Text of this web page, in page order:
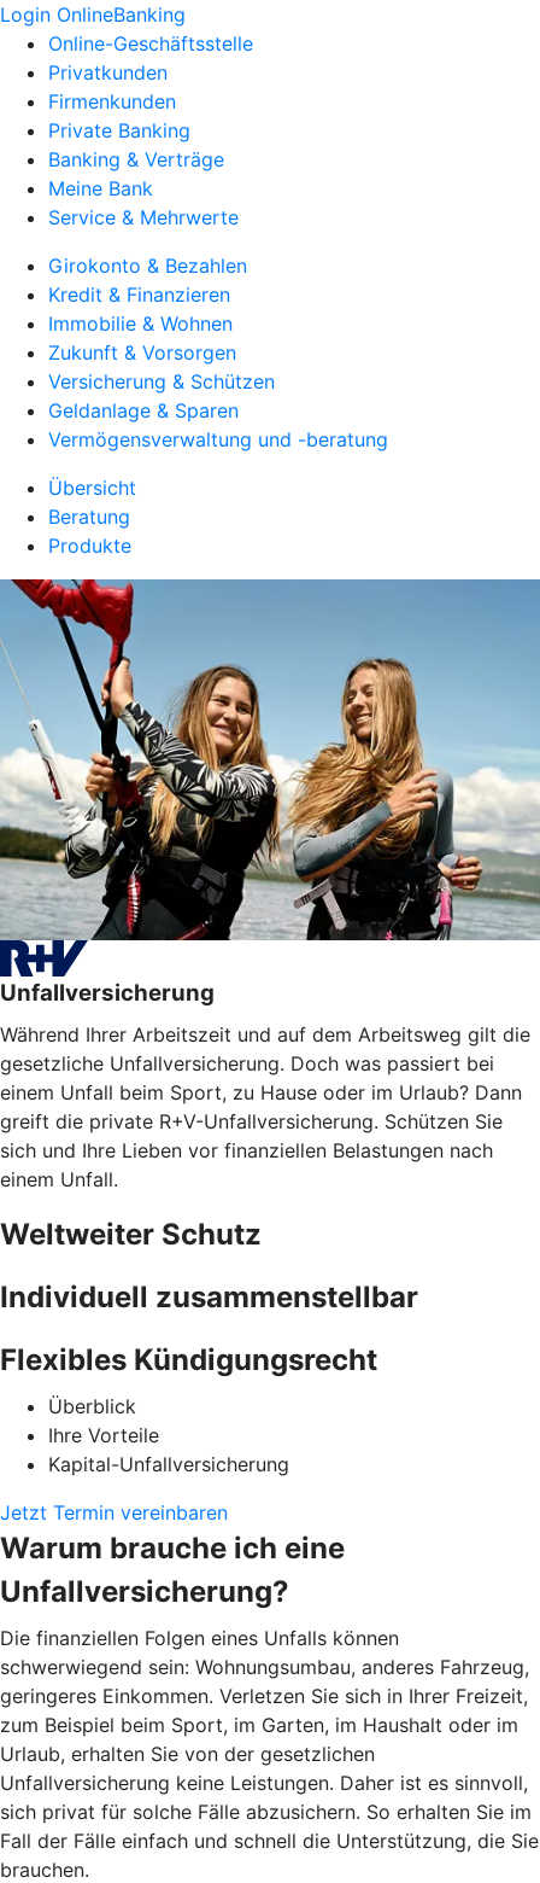
Login OnlineBanking
Online-Geschäftsstelle
Privatkunden
Firmenkunden
Private Banking
Banking & Verträge
Meine Bank
Service & Mehrwerte
Girokonto & Bezahlen
Kredit & Finanzieren
Immobilie & Wohnen
Zukunft & Vorsorgen
Versicherung & Schützen
Geldanlage & Sparen
Vermögensverwaltung und -beratung
Übersicht
Beratung
Produkte
Unfallversicherung
Während Ihrer Arbeitszeit und auf dem Arbeitsweg gilt die
gesetzliche Unfallversicherung. Doch was passiert bei
einem Unfall beim Sport, zu Hause oder im Urlaub? Dann
greift die private R+V-Unfallversicherung. Schützen Sie
sich und Ihre Lieben vor finanziellen Belastungen nach
einem Unfall.
Weltweiter Schutz
Individuell zusammenstellbar
Flexibles Kündigungsrecht
Überblick
Ihre Vorteile
Kapital-Unfallversicherung
Jetzt Termin vereinbaren
Warum brauche ich eine
Unfallversicherung?
Die finanziellen Folgen eines Unfalls können
schwerwiegend sein: Wohnungsumbau, anderes Fahrzeug,
geringeres Einkommen. Verletzen Sie sich in Ihrer Freizeit,
zum Beispiel beim Sport, im Garten, im Haushalt oder im
Urlaub, erhalten Sie von der gesetzlichen
Unfallversicherung keine Leistungen. Daher ist es sinnvoll,
sich privat für solche Fälle abzusichern. So erhalten Sie im
Fall der Fälle einfach und schnell die Unterstützung, die Sie
brauchen.